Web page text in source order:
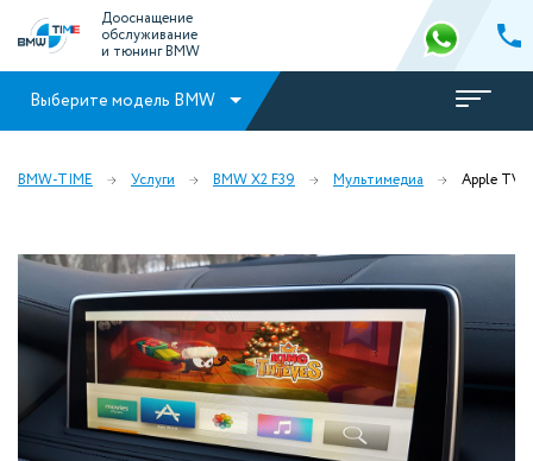
Дооснащение
обслуживание
и тюнинг BMW
Выберите модель BMW
BMW-TIME Услуги BMW X2 F39 Мультимедиа Apple TV